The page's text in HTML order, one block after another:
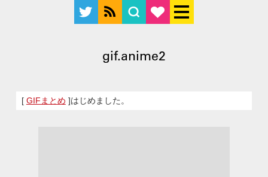
gif.anime2
[ GIFまとめ ]はじめました。